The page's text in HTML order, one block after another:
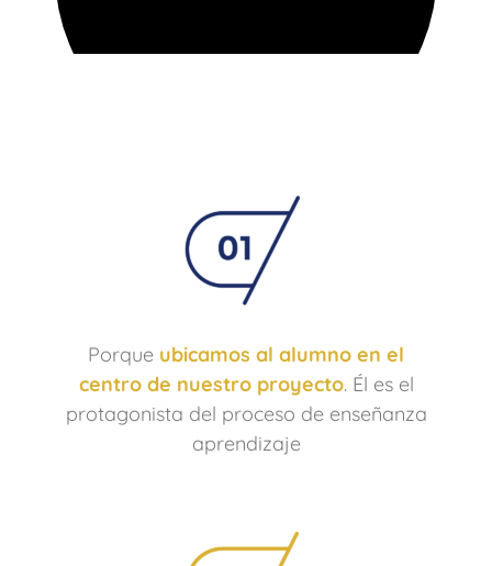
Porque ubicamos al alumno en el
centro de nuestro proyecto. Él es el
protagonista del proceso de enseñanza
aprendizaje